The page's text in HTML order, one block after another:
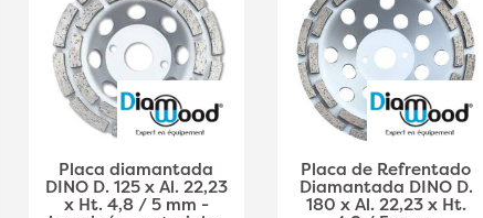
Placa diamantada
DINO D. 125 x Al. 22,23
x Ht. 4,8 / 5 mm -
Placa de Refrentado
Diamantada DINO D.
180 x Al. 22,23 x Ht.